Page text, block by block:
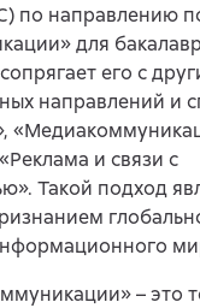
по направлению
для
его с
направлений и
и связи с
Такой подход
– это